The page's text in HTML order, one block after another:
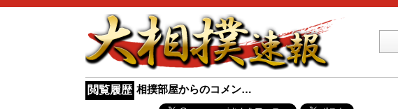
閲覧履歴 相撲部屋からのコメン…